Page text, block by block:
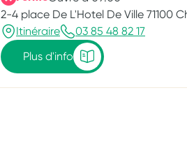
2-4 place De L'Hotel De Ville 71100
Itinéraire
03 85 48 82 17
Plus d'info